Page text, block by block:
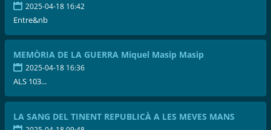
2025-04-18 16:42
Entre&nb
MEMÒRIA DE LA GUERRA Miquel Masip Masip
2025-04-18 16:36
ALS 103...
LA SANG DEL TINENT REPUBLICÀ A LES MEVES MANS